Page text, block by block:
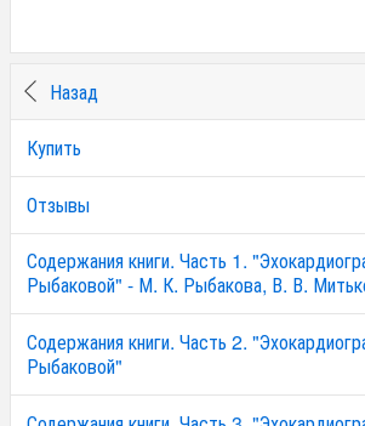
Назад
Купить
Отзывы
Содержания книги. Часть 1.
Рыбаковой" - М. К. Рыбакова, В. В.
Содержания книги. Часть 2.
Рыбаковой"